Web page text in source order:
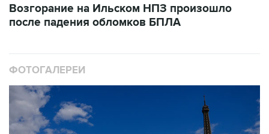
Возгорание на Ильском НПЗ произошло
после падения обломков БПЛА
ФОТОГАЛЕРЕИ